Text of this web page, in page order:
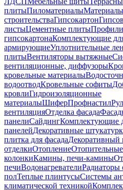
плитыПиломатериалы
строительстваГипсокартон
листыЦементные плиты
гипсокартонаКомплектующие
армирующиеУплотнительные
плитыВентиляторы вытяжные
вентиляционные, диффузоры
кровельные материалы
водоотводКровельные софиты
кровлиГидроизоляционные
материалыШиферПрофнастил
вентиляцияОтделка фасада
панелиСайдингКомплектующие
панелейДекоративные
плитка для фасадаДекоративный
отделкиОтопление
колонкиКамины, печи-камины
печиВодонагревателиРадиаторы
полТеплые плинтусыСистемы
климатической техникой